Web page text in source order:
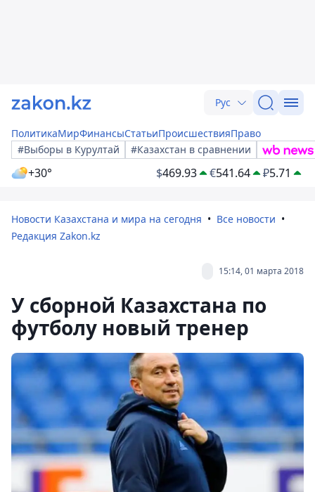
Рус
ПолитикаМирФинансыСтатьиПроисшествияПраво
#Выборы в Курултай
#Казахстан в сравнении
+30° $469.93 €541.64 ₽5.71
Новости Казахстана и мира на сегодня
Все новости
Редакция Zakon.kz
15:14, 01 марта 2018
У сборной Казахстана по
футболу новый тренер